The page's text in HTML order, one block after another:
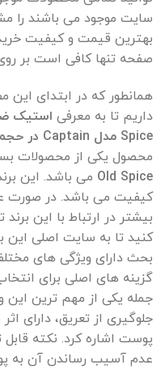
سایت موجود می باشند را
بهترین قیمت و کیفیت
صفحه تنها کافی است بر
همانطور که در ابتدای
داریم تا به معرفی
Spice مدل Captain در حجم 50 میلی لیتر
محصول یکی از محصولات
Old Spice می باشد. این
کیفیت می باشد. در صورت
بیشتر در ارتباط با این
کنید تا به سایت اصلی این
بحث دارای ویژگی های
گزینه های اصلی برای
جمله یکی از مهم ترین این
جلوگیری از تعریق، دارای
پوست اشاره کرد. نکته
عدم آسیب رساندن آن به